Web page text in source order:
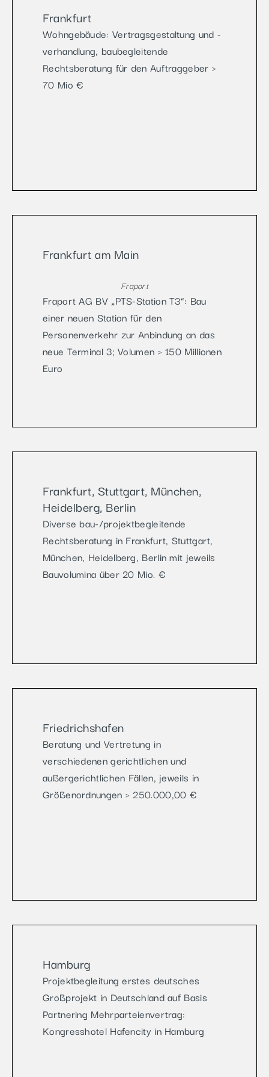
Frankfurt
Wohngebäude: Vertragsgestaltung und -
verhandlung, baubegleitende
Rechtsberatung für den Auftraggeber >
70 Mio €
Frankfurt am Main
Fraport
Fraport AG BV „PTS-Station T3“: Bau
einer neuen Station für den
Personenverkehr zur Anbindung an das
neue Terminal 3; Volumen > 150 Millionen
Euro
Frankfurt, Stuttgart, München,
Heidelberg, Berlin
Diverse bau-/projektbegleitende
Rechtsberatung in Frankfurt, Stuttgart,
München, Heidelberg, Berlin mit jeweils
Bauvolumina über 20 Mio. €
Friedrichshafen
Beratung und Vertretung in
verschiedenen gerichtlichen und
außergerichtlichen Fällen, jeweils in
Größenordnungen > 250.000,00 €
Hamburg
Projektbegleitung erstes deutsches
Großprojekt in Deutschland auf Basis
Partnering Mehrparteienvertrag:
Kongresshotel Hafencity in Hamburg